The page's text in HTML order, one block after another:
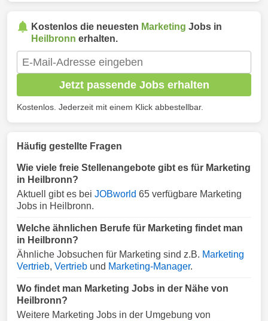
Kostenlos die neuesten Marketing Jobs in
Heilbronn erhalten.
Jetzt passende Jobs erhalten
Kostenlos. Jederzeit mit einem Klick abbestellbar.
Häufig gestellte Fragen
Wie viele freie Stellenangebote gibt es für Marketing
in Heilbronn?
Aktuell gibt es bei JOBworld 65 verfügbare Marketing
Jobs in Heilbronn.
Welche ähnlichen Berufe für Marketing findet man
in Heilbronn?
Ähnliche Jobsuchen für Marketing sind z.B. Marketing
Vertrieb, Vertrieb und Marketing-Manager.
Wo findet man Marketing Jobs in der Nähe von
Heilbronn?
Weitere Marketing Jobs in der Umgebung von